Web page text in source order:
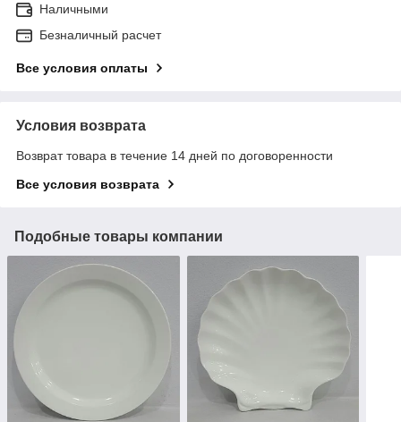
Наличными
Безналичный расчет
Все условия оплаты
Условия возврата
Возврат товара в течение 14 дней по договоренности
Все условия возврата
Подобные товары компании